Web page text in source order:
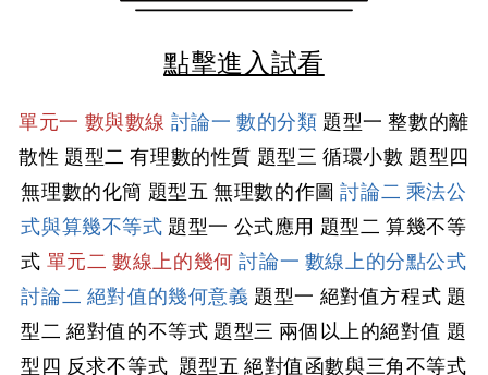
點擊進入試看
單元一 數與數線 討論一 數的分類 題型一 整數的離
散性 題型二 有理數的性質 題型三 循環小數 題型四
無理數的化簡 題型五 無理數的作圖 討論二 乘法公
式與算幾不等式 題型一 公式應用 題型二 算幾不等
式 單元二 數線上的幾何 討論一 數線上的分點公式
討論二 絕對值的幾何意義 題型一 絕對值方程式 題
型二 絕對值的不等式 題型三 兩個以上的絕對值 題
型四 反求不等式 題型五 絕對值函數與三角不等式